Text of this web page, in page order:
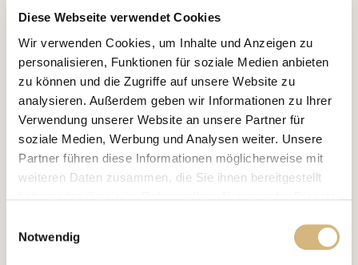
Diese Webseite verwendet Cookies
Wir verwenden Cookies, um Inhalte und Anzeigen zu
personalisieren, Funktionen für soziale Medien anbieten
zu können und die Zugriffe auf unsere Website zu
analysieren. Außerdem geben wir Informationen zu Ihrer
Verwendung unserer Website an unsere Partner für
soziale Medien, Werbung und Analysen weiter. Unsere
Partner führen diese Informationen möglicherweise mit
weiteren Daten zusammen, die Sie ihnen bereitgestellt
und im
Notwendig